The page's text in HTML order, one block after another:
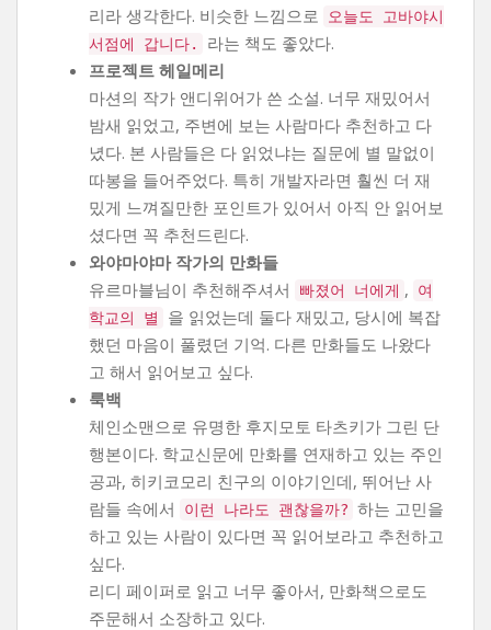
리라 생각한다. 비슷한 느낌으로
오늘도 고바야시
서점에 갑니다.
라는 책도 좋았다.
프로젝트 헤일메리
마션의 작가 앤디위어가 쓴 소설. 너무 재밌어서
밤새 읽었고, 주변에 보는 사람마다 추천하고 다
녔다. 본 사람들은 다 읽었냐는 질문에 별 말없이
따봉을 들어주었다. 특히 개발자라면 훨씬 더 재
밌게 느껴질만한 포인트가 있어서 아직 안 읽어보
셨다면 꼭 추천드린다.
와야마야마 작가의 만화들
유르마블님이 추천해주셔서
빠졌어 너에게 ,
여
학교의 별
을 읽었는데 둘다 재밌고, 당시에 복잡
했던 마음이 풀렸던 기억. 다른 만화들도 나왔다
고 해서 읽어보고 싶다.
룩백
체인소맨으로 유명한 후지모토 타츠키가 그린 단
행본이다. 학교신문에 만화를 연재하고 있는 주인
공과, 히키코모리 친구의 이야기인데, 뛰어난 사
람들 속에서
이런 나라도 괜찮을까? 하는 고민을
하고 있는 사람이 있다면 꼭 읽어보라고 추천하고
싶다.
리디 페이퍼로 읽고 너무 좋아서, 만화책으로도
주문해서 소장하고 있다.